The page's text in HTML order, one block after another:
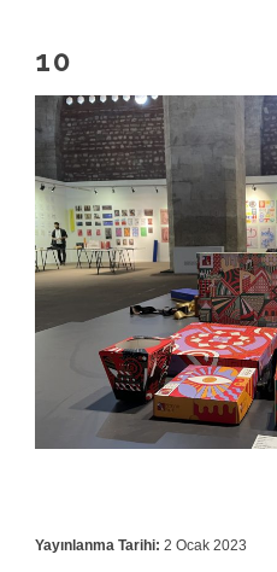
10
Yayınlanma Tarihi: 2 Ocak 2023